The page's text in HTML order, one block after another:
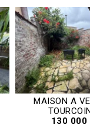
MAISON A
130 000